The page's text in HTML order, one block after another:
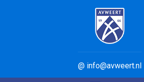
@ info@avweert.nl